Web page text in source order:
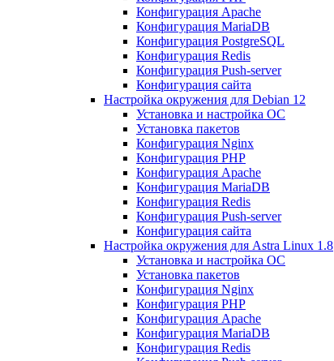
Конфигурация Apache
Конфигурация MariaDB
Конфигурация PostgreSQL
Конфигурация Redis
Конфигурация Push-server
Конфигурация сайта
Настройка окружения для Debian 12
Установка и настройка ОС
Установка пакетов
Конфигурация Nginx
Конфигурация PHP
Конфигурация Apache
Конфигурация MariaDB
Конфигурация Redis
Конфигурация Push-server
Конфигурация сайта
Настройка окружения для Astra Linux 1.8
Установка и настройка ОС
Установка пакетов
Конфигурация Nginx
Конфигурация PHP
Конфигурация Apache
Конфигурация MariaDB
Конфигурация Redis